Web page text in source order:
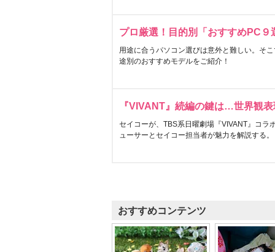
プロ厳選！目的別「おすすめPC９
用途に合うパソコン選びは意外と難しい。そ
途別のおすすめモデルをご紹介！
『VIVANT』続編の鍵は…世界観
セイコーが、TBS系日曜劇場『VIVANT』コラ
ューサーとセイコー担当者が魅力を解説する。
おすすめコンテンツ